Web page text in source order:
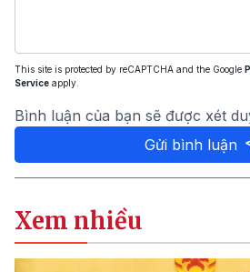
This site is protected by reCAPTCHA and the Google
Service apply.
Bình luận của bạn sẽ được xét
Gửi bình luận
Xem nhiều